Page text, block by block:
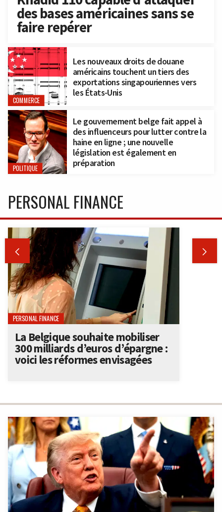
des bases américaines sans se
faire repérer
COMMERCE
Les nouveaux droits de douane
américains touchent un tiers des
exportations singapouriennes vers
les États-Unis
POLITIQUE
Le gouvernement belge fait appel à
des influenceurs pour lutter contre la
haine en ligne ; une nouvelle
législation est également en
préparation
PERSONAL FINANCE
 
PERSONAL FINANCE
La Belgique souhaite mobiliser
300 milliards d’euros d’épargne :
voici les réformes envisagées